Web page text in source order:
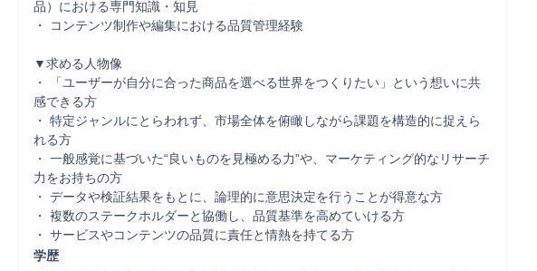
品）における専門知識・知見
・ コンテンツ制作や編集における品質管理経験
▼求める人物像
・ 「ユーザーが自分に合った商品を選べる世界をつくりたい」という想いに共
感できる方
・ 特定ジャンルにとらわれず、市場全体を俯瞰しながら課題を構造的に捉えら
れる方
・ 一般感覚に基づいた“良いものを見極める力”や、マーケティング的なリサーチ
力をお持ちの方
・ データや検証結果をもとに、論理的に意思決定を行うことが得意な方
・ 複数のステークホルダーと協働し、品質基準を高めていける方
・ サービスやコンテンツの品質に責任と情熱を持てる方
学歴